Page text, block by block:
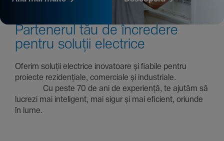
Parte­nerul tău de încre­dere
pentru soluții electrice
Oferim soluții electrice inova­toare și fiabile pentru
proiecte rezi­den­țiale, comer­ciale și indus­triale.
Cu peste 70 de ani de expe­riență, te ajutăm să
lucrezi mai inte­li­gent, mai sigur și mai eficient, oriunde
în lume.